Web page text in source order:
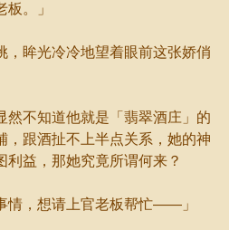
。」
眸光冷冷地望着眼前这张娇俏
不知道他就是「翡翠酒庄」的
，跟酒扯不上半点关系，她的神
益，那她究竟所谓何来？
，想请上官老板帮忙——」